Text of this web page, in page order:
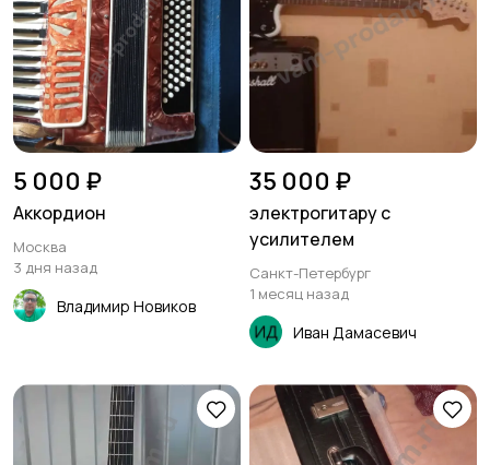
5 000 ₽
Аккордион
Москва
3 дня назад
Владимир Новиков
35 000 ₽
электрогитару с
усилителем
Санкт-Петербург
1 месяц назад
Иван Дамасевич